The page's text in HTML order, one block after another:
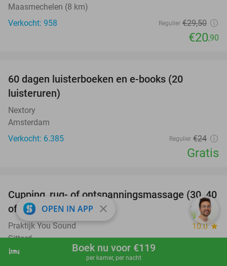
shopping_cart Boek nu
hotel Boek nu voor €119
per kamer, per nacht
Maasmechelen (8 km)
Verkocht: 958
Regulier €29,50
€20,90
60 dagen luisterboeken en e-books (20
luisteruren)
Nextory
Amsterdam
Verkocht: 6.385
Regulier €24
Gratis
60%
Cupping, rug- of ontspanningsmassage (30, 40
of 60 min)
Praktijk You Sound 10.0 star
Sittard
Verkocht: 145
OPEN IN APP close